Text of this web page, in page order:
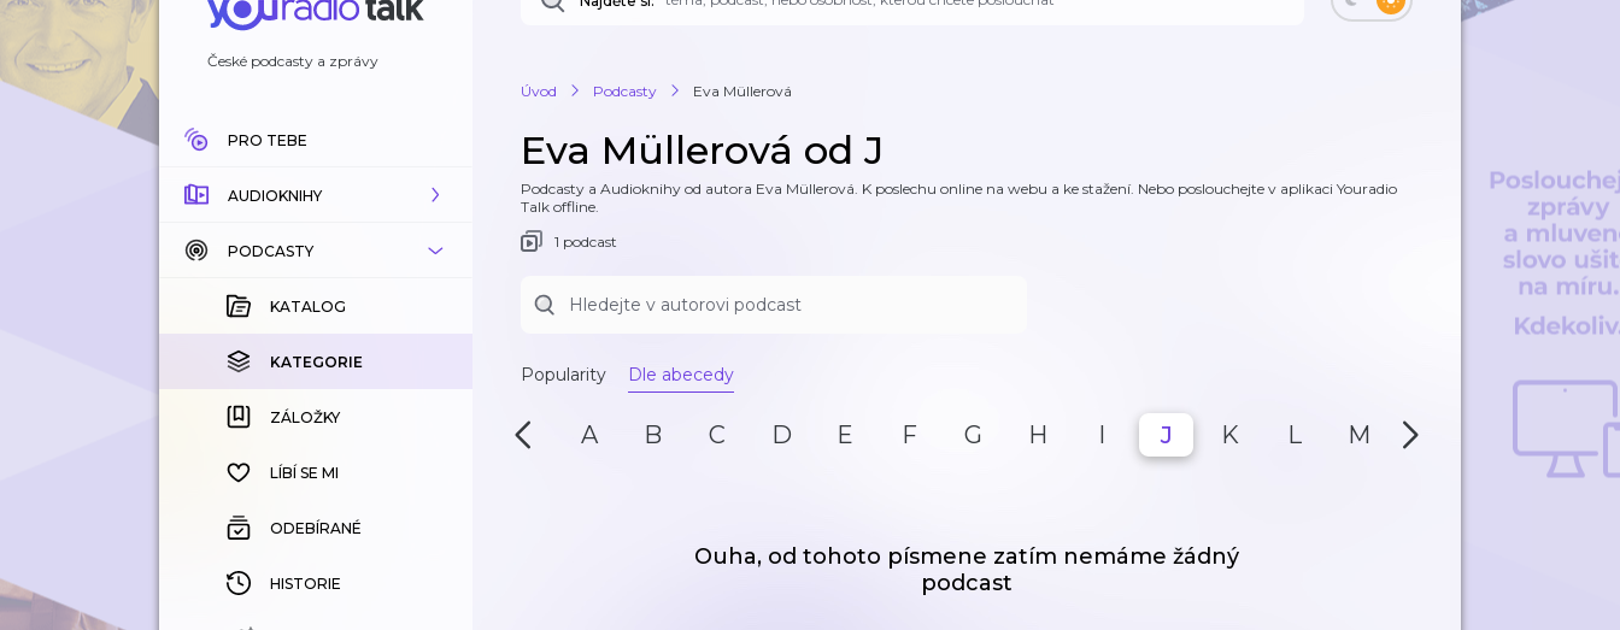
České podcasty a zprávy
PRO TEBE
AUDIOKNIHY
KATALOG
KOUPENÉ
KATEGORIE
ZÁLOŽKY
HISTORIE
PODCASTY
KATALOG
KATEGORIE
ZÁLOŽKY
LÍBÍ SE MI
ODEBÍRANÉ
HISTORIE
Úvod Podcasty Eva Müllerová
Eva Müllerová od J
Podcasty a Audioknihy od autora Eva Müllerová. K poslechu online na webu a ke stažení. Nebo poslouchejte v aplikaci Youradio
Talk offline.
1 podcast
Popularity Dle abecedy
A B C D E F G H I J K L M N
Ouha, od tohoto písmene zatím nemáme žádný
podcast